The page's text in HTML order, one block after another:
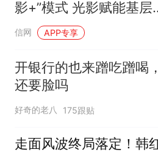
影+”模式 光影赋能基层
明治理
信网 APP专享
开银行的也来蹭吃蹭喝，
还要脸吗
好奇的老八 175跟贴
走面风波终局落定！韩